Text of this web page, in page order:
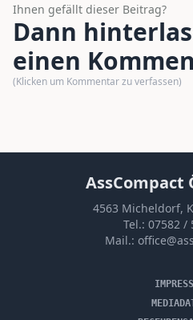
Ihnen gefällt dieser Beitrag?
Dann
einen
(Klicken um Kommentar zu verfassen)
AssCompact
4563 Micheldorf,
Tel.: 07582 /
Mail.: